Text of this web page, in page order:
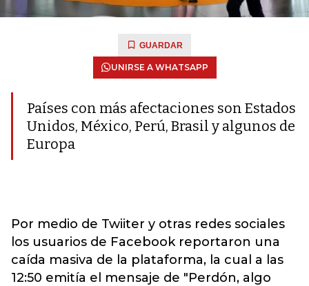
GUARDAR
UNIRSE A WHATSAPP
Países con más afectaciones son Estados
Unidos, México, Perú, Brasil y algunos de
Europa
Por medio de Twiiter y otras redes sociales
los usuarios de Facebook reportaron una
caída masiva de la plataforma, la cual a las
12:50 emitía el mensaje de "Perdón, algo